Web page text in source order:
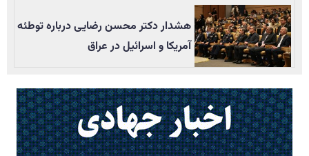
هشدار دکتر محسن رضایی درباره توطئه
آمریکا و اسرائیل در عراق